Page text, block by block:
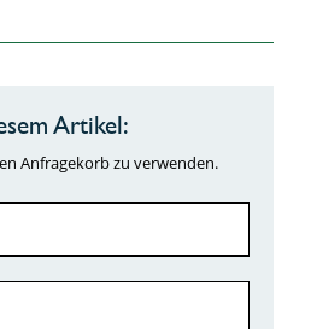
Artikel:
Anfragekorb zu verwenden.